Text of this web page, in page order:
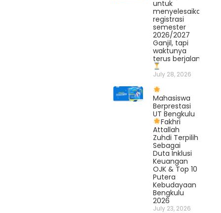
untuk
menyelesaikan
registrasi
semester
2026/2027
Ganjil, tapi
waktunya
terus berjalan.
July 28, 2026
Mahasiswa
Berprestasi
UT Bengkulu
Fakhri
Attallah
Zuhdi Terpilih
Sebagai
Duta Inklusi
Keuangan
OJK & Top 10
Putera
Kebudayaan
Bengkulu
2026
July 23, 2026